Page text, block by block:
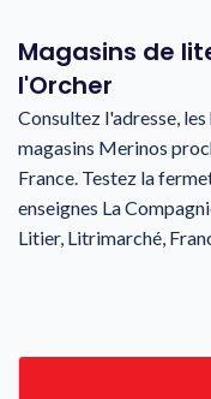
Magasins de
l'Orcher
Consultez l'adresse,
magasins Merinos
France. Testez la
enseignes La
Litier, Litrimarché,